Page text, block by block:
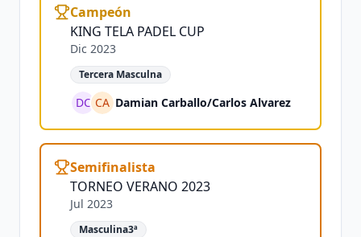
Campeón
KING TELA PADEL CUP
Dic 2023
Tercera Masculna
DC CA Damian Carballo/Carlos Alvarez
Semifinalista
TORNEO VERANO 2023
Jul 2023
Masculina3ª